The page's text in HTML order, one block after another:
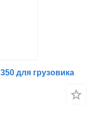
для грузовика